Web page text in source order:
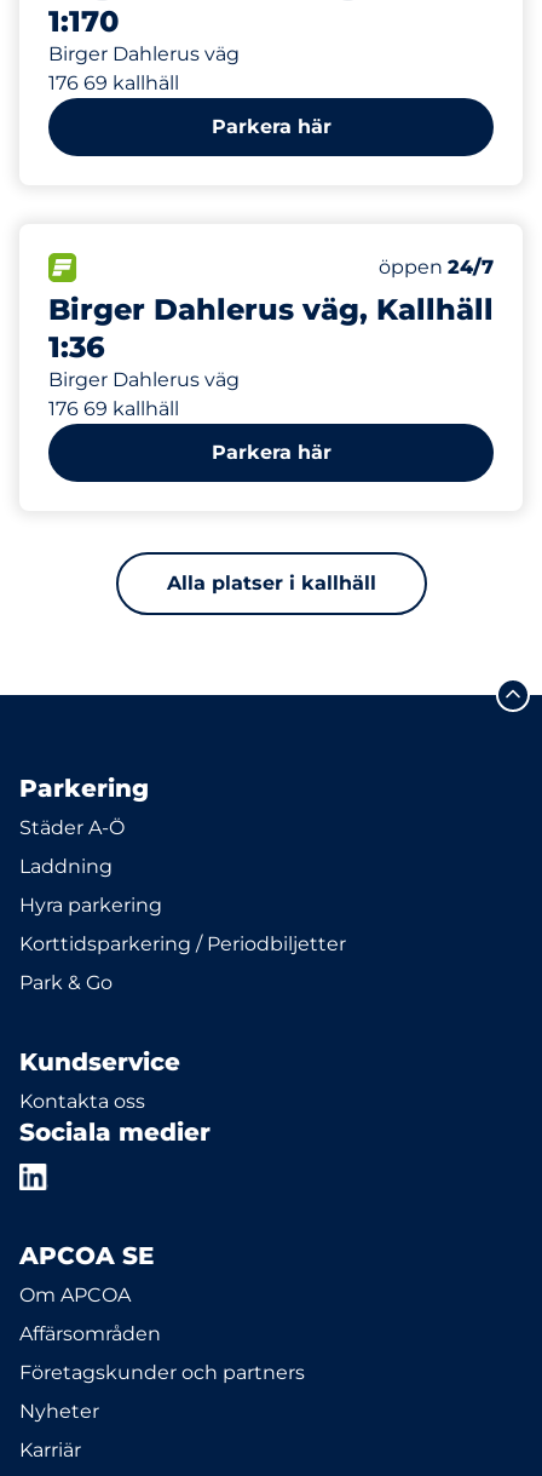
1:170
Birger Dahlerus väg
176 69 kallhäll
Parkera här
Birger Dahlerus väg, Kallhäll
1:36
Birger Dahlerus väg
176 69 kallhäll
Antal
Totalt antal
öppen 24/7
84 m
Parkera här
Alla platser i kallhäll
Parkering
Städer A-Ö
Laddning
Hyra parkering
Korttidsparkering / Periodbiljetter
Park & Go
Kundservice
Kontakta oss
Sociala medier
APCOA SE
Om APCOA
Affärsområden
Företagskunder och partners
Nyheter
Karriär